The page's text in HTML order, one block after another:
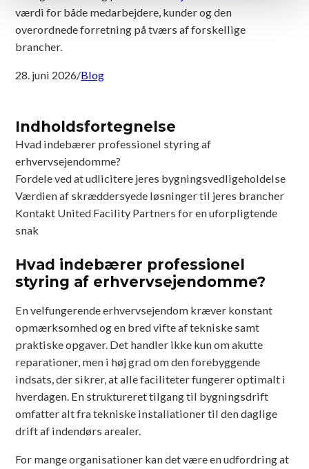
værdi for både medarbejdere, kunder og den
overordnede forretning på tværs af forskellige
brancher.
28. juni 2026/Blog
Indholdsfortegnelse
Hvad indebærer professionel styring af
erhvervsejendomme?
Fordele ved at udlicitere jeres bygningsvedligeholdelse
Værdien af skræddersyede løsninger til jeres brancher
Kontakt United Facility Partners for en uforpligtende
snak
Hvad indebærer professionel
styring af erhvervsejendomme?
En velfungerende erhvervsejendom kræver konstant
opmærksomhed og en bred vifte af tekniske samt
praktiske opgaver. Det handler ikke kun om akutte
reparationer, men i høj grad om den forebyggende
indsats, der sikrer, at alle faciliteter fungerer optimalt i
hverdagen. En struktureret tilgang til bygningsdrift
omfatter alt fra tekniske installationer til den daglige
drift af indendørs arealer.
For mange organisationer kan det være en udfordring at